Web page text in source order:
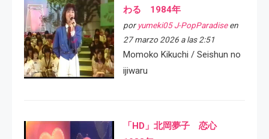
わる 1984年
por yumeki05 J-PopParadiseen
27 marzo 2026 a las 2:51
Momoko Kikuchi / Seishun no
ijiwaru
「HD」北岡夢子 恋心